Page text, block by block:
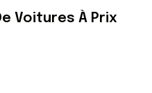
Voitures À Prix